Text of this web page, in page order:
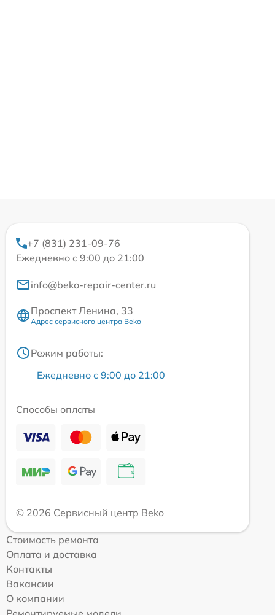
+7 (831) 231-09-76
Ежедневно с 9:00 до 21:00
info@beko-repair-center.ru
Проспект Ленина, 33
Адрес сервисного центра Beko
Режим работы:
Ежедневно с 9:00 до 21:00
Способы оплаты
© 2026 Сервисный центр Beko
Стоимость ремонта
Оплата и доставка
Контакты
Вакансии
О компании